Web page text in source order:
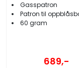
Gasspatron
Patron til
60 gram
689,-